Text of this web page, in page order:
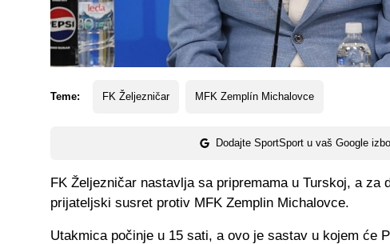
Teme: FK Željezničar MFK Zemplín Michalovce
Dodajte SportSport u vaš Google
FK Željezničar nastavlja sa pripremama u Turskoj, a za
prijateljski susret protiv MFK Zemplin Michalovce.
Utakmica počinje u 15 sati, a ovo je sastav u kojem će